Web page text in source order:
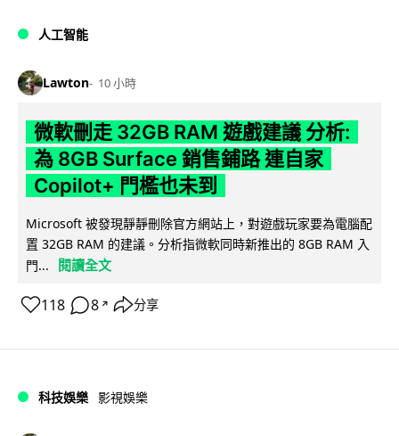
人工智能
Lawton 10 小時
微軟刪走 32GB RAM 遊戲建議 分析:
為 8GB Surface 銷售鋪路 連自家
Copilot+ 門檻也未到
Microsoft 被發現靜靜刪除官方網站上，對遊戲玩家要為電腦配
置 32GB RAM 的建議。分析指微軟同時新推出的 8GB RAM 入
門...
閱讀全文
118 8 ↗ 分享
科技娛樂 影視娛樂